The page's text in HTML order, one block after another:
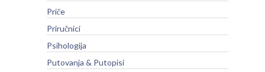
Priče
Priručnici
Psihologija
Putovanja & Putopisi